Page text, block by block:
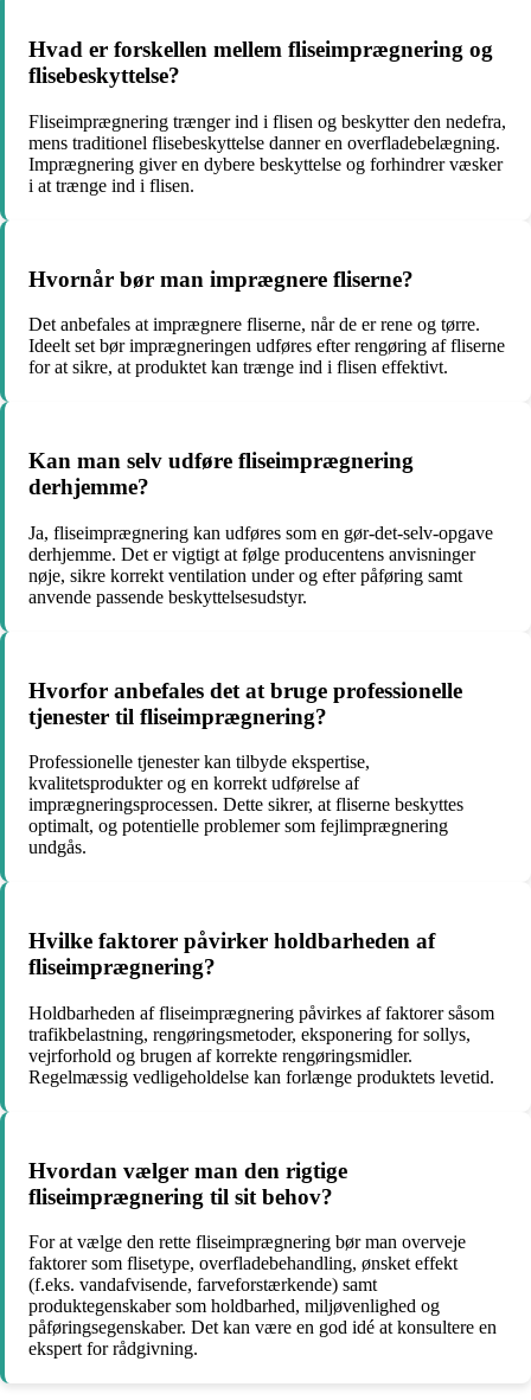
Hvad er forskellen mellem fliseimprægnering og
flisebeskyttelse?
Fliseimprægnering trænger ind i flisen og beskytter den nedefra,
mens traditionel flisebeskyttelse danner en overfladebelægning.
Imprægnering giver en dybere beskyttelse og forhindrer væsker
i at trænge ind i flisen.
Hvornår bør man imprægnere fliserne?
Det anbefales at imprægnere fliserne, når de er rene og tørre.
Ideelt set bør imprægneringen udføres efter rengøring af fliserne
for at sikre, at produktet kan trænge ind i flisen effektivt.
Kan man selv udføre fliseimprægnering
derhjemme?
Ja, fliseimprægnering kan udføres som en gør-det-selv-opgave
derhjemme. Det er vigtigt at følge producentens anvisninger
nøje, sikre korrekt ventilation under og efter påføring samt
anvende passende beskyttelsesudstyr.
Hvorfor anbefales det at bruge professionelle
tjenester til fliseimprægnering?
Professionelle tjenester kan tilbyde ekspertise,
kvalitetsprodukter og en korrekt udførelse af
imprægneringsprocessen. Dette sikrer, at fliserne beskyttes
optimalt, og potentielle problemer som fejlimprægnering
undgås.
Hvilke faktorer påvirker holdbarheden af
fliseimprægnering?
Holdbarheden af fliseimprægnering påvirkes af faktorer såsom
trafikbelastning, rengøringsmetoder, eksponering for sollys,
vejrforhold og brugen af korrekte rengøringsmidler.
Regelmæssig vedligeholdelse kan forlænge produktets levetid.
Hvordan vælger man den rigtige
fliseimprægnering til sit behov?
For at vælge den rette fliseimprægnering bør man overveje
faktorer som flisetype, overfladebehandling, ønsket effekt
(f.eks. vandafvisende, farveforstærkende) samt
produktegenskaber som holdbarhed, miljøvenlighed og
påføringsegenskaber. Det kan være en god idé at konsultere en
ekspert for rådgivning.